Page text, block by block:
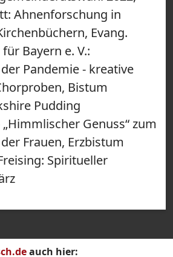
Ahnenforschung in
Evang.
Bayern e. V.:
Pandemie - kreative
Bistum
Pudding
Genuss“ zum
Frauen, Erzbistum
Spiritueller
auch hier: